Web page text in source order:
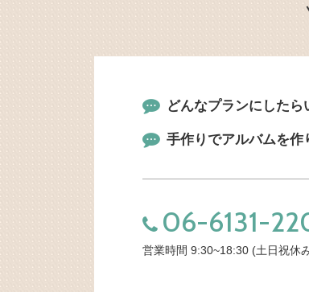
どんなプランにした
手作りでアルバムを作
06-6131-
営業時間 9:30~18:30 (土日祝休